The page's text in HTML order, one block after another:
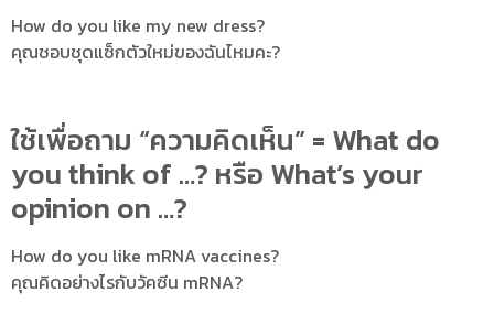
How do you like my new dress?
คุณชอบชุดแซ็กตัวใหม่ของฉันไหมคะ?
ใช้เพื่อถาม “ความคิดเห็น” = What do
you think of …? หรือ What’s your
opinion on …?
How do you like mRNA vaccines?
คุณคิดอย่างไรกับวัคซีน mRNA?